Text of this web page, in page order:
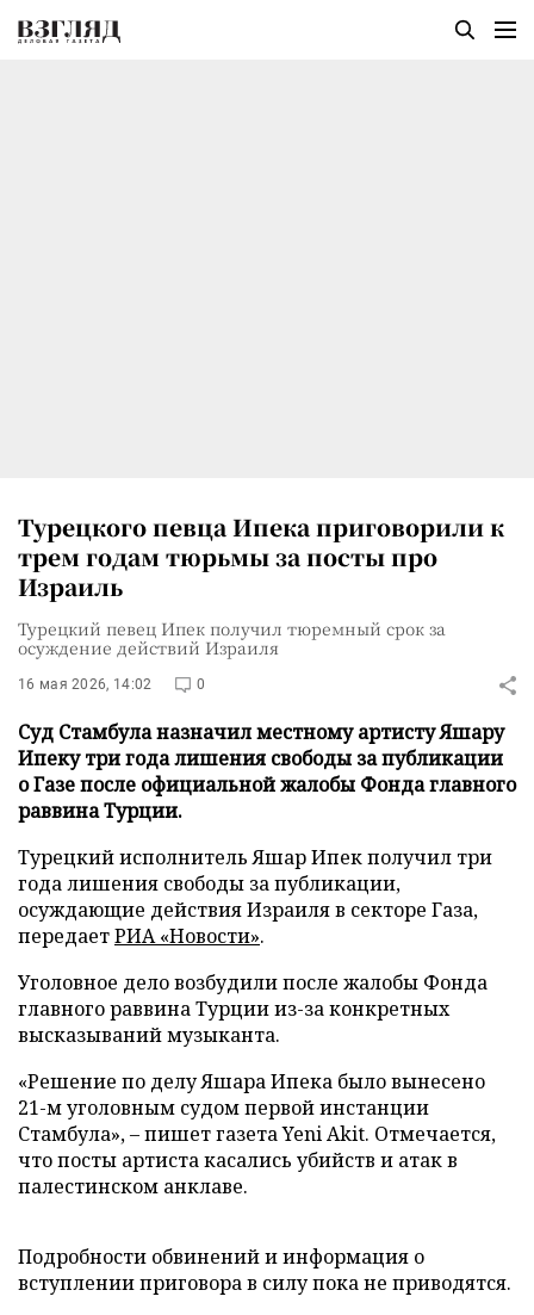
Турецкого певца Ипека приговорили к
трем годам тюрьмы за посты про
Израиль
Турецкий певец Ипек получил тюремный срок за
осуждение действий Израиля
16 мая 2026, 14:02 0
Суд Стамбула назначил местному артисту Яшару
Ипеку три года лишения свободы за публикации
о Газе после официальной жалобы Фонда главного
раввина Турции.
Турецкий исполнитель Яшар Ипек получил три
года лишения свободы за публикации,
осуждающие действия Израиля в секторе Газа,
передаетРИА «Новости».
Уголовное дело возбудили после жалобы Фонда
главного раввина Турции из-за конкретных
высказываний музыканта.
«Решение по делу Яшара Ипека было вынесено
21-м уголовным судом первой инстанции
Стамбула», – пишет газета Yeni Akit. Отмечается,
что посты артиста касались убийств и атак в
палестинском анклаве.
Подробности обвинений и информация о
вступлении приговора в силу пока не приводятся.